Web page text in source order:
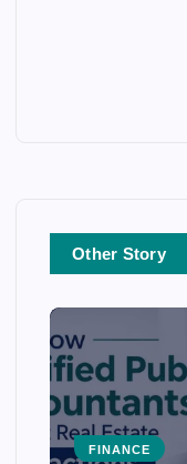
Other Story
FINANCE